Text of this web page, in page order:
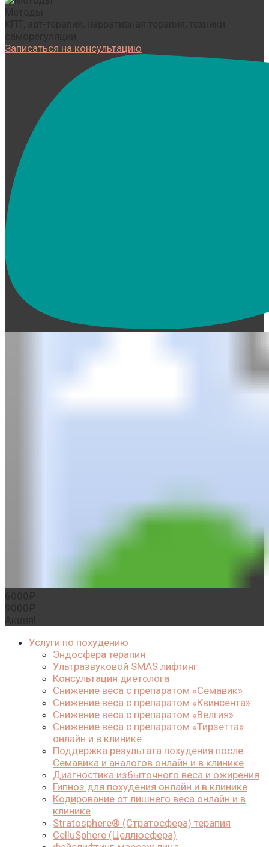
Записаться на консультацию
Услуги по похудению
Эндосфера терапия
Ультразвуковой SMAS лифтинг
Консультация диетолога
Cнижение веса с препаратом «Семавик»
Снижение веса с препаратом «Квинсента»
Снижение веса с препаратом «Велгия»
Снижение веса с препаратом «Тирзетта»
онлайн и в клинике
Поддержка результата похудения после
Семавика и аналогов онлайн и в клинике
Диагностика избыточного веса и ожирения
Гипноз для похудения онлайн и в клинике
Кодирование от лишнего веса онлайн и в
клинике
Stratosphere® (Стратосфера) терапия
CelluSphere (Целлюсфера)